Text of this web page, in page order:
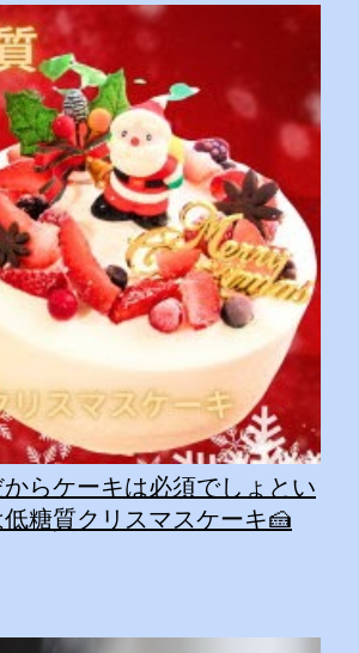
らケーキは必須でしょとい
糖質クリスマスケーキ🍰